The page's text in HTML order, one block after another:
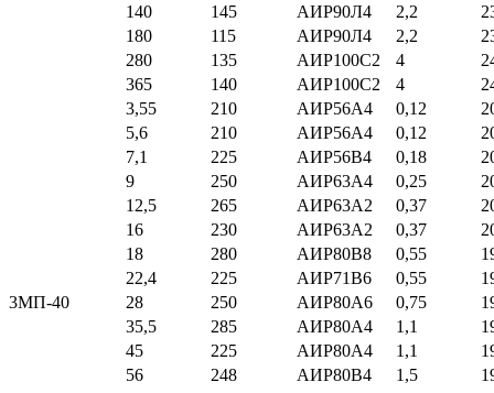
140
145 АИР90Л4 2,2
180
115 АИР90Л4 2,2
280
135 АИР100С2 4
365
140 АИР100С2 4
3МП-40
3,55 210 АИР56А4 0,12
5,6
210 АИР56А4 0,12
7,1
225 АИР56В4 0,18
9
250 АИР63А4 0,25
12,5
265 АИР63А2 0,37
16
230 АИР63А2 0,37
18
280 АИР80В8 0,55
22,4
225 АИР71В6 0,55
28
250 АИР80А6 0,75
35,5
285 АИР80А4 1,1
45
225 АИР80А4 1,1
56
248 АИР80В4 1,5